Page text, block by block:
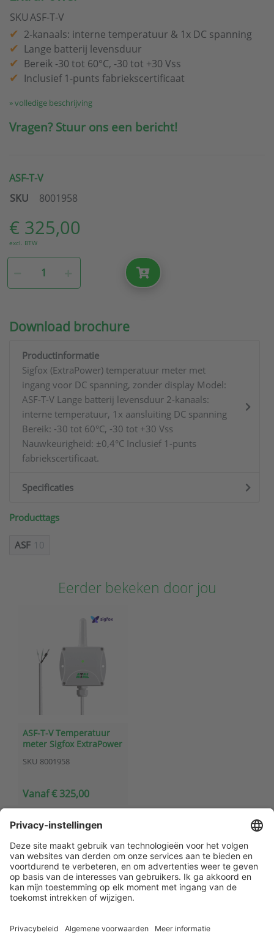
SKUASF-T-V
2-kanaals: interne temperatuur & 1x DC spanning
Lange batterij levensduur
Bereik -30 tot 60°C, -30 tot +30 Vss
Inclusief 1-punts fabriekscertificaat
» volledige beschrijving
Vragen? Stuur ons een bericht!
ASF-T-V
SKU
8001958
€ 325,00
excl. BTW
Download brochure
Productinformatie
Sigfox (ExtraPower) temperatuur meter met
ingang voor DC spanning, zonder display Model:
ASF-T-V Lange batterij levensduur 2-kanaals:
interne temperatuur, 1x aansluiting DC spanning
Bereik: -30 tot 60°C, -30 tot +30 Vss
Nauwkeurigheid: ±0,4°C Inclusief 1-punts
fabriekscertificaat.
Specificaties
Producttags
ASF 10
Eerder bekeken door jou
ASF-T-V Temperatuur
meter Sigfox ExtraPower
SKU 8001958
Vanaf € 325,00
Klantenservice
Contact met ATAL